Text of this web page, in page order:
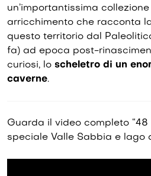
un’importantissima
arricchimento che racconta
questo territorio dal
fa) ad epoca post-
curiosi, lo scheletro di un
caverne.
Guarda il video completo
speciale Valle Sabbia e lago